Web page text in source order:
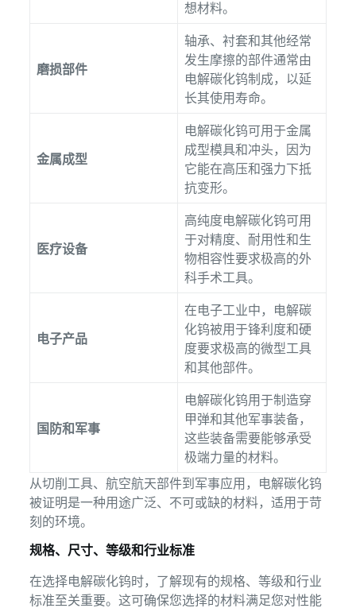
想材料。
磨损部件
轴承、衬套和其他经常
发生摩擦的部件通常由
电解碳化钨制成，以延
长其使用寿命。
金属成型
电解碳化钨可用于金属
成型模具和冲头，因为
它能在高压和强力下抵
抗变形。
医疗设备
高纯度电解碳化钨可用
于对精度、耐用性和生
物相容性要求极高的外
科手术工具。
电子产品
在电子工业中，电解碳
化钨被用于锋利度和硬
度要求极高的微型工具
和其他部件。
国防和军事
电解碳化钨用于制造穿
甲弹和其他军事装备，
这些装备需要能够承受
极端力量的材料。
从切削工具、航空航天部件到军事应用，电解碳化钨
被证明是一种用途广泛、不可或缺的材料，适用于苛
刻的环境。
规格、尺寸、等级和行业标准
在选择电解碳化钨时，了解现有的规格、等级和行业
标准至关重要。这可确保您选择的材料满足您对性能